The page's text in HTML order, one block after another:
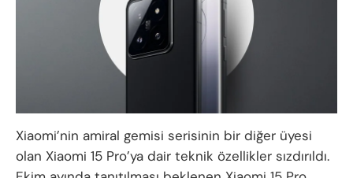
Xiaomi’nin amiral gemisi serisinin bir diğer üyesi
olan Xiaomi 15 Pro’ya dair teknik özellikler sızdırıldı.